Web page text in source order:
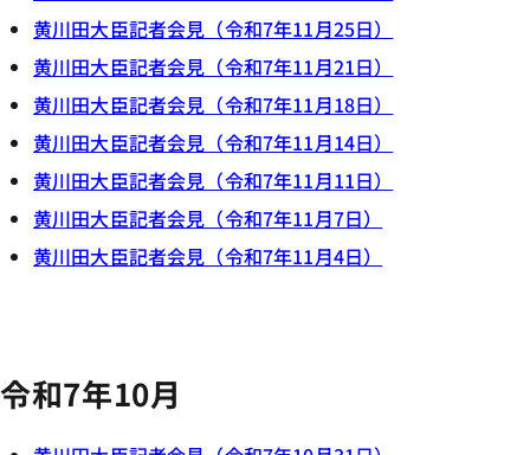
黄川田大臣記者会見（令和7年11月25日）
黄川田大臣記者会見（令和7年11月21日）
黄川田大臣記者会見（令和7年11月18日）
黄川田大臣記者会見（令和7年11月14日）
黄川田大臣記者会見（令和7年11月11日）
黄川田大臣記者会見（令和7年11月7日）
黄川田大臣記者会見（令和7年11月4日）
令和7年10月